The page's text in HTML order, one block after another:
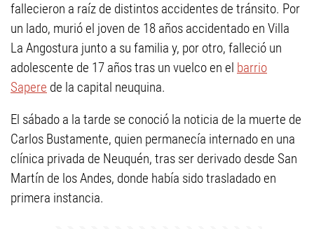
fallecieron a raíz de distintos accidentes de tránsito. Por
un lado, murió el joven de 18 años accidentado en Villa
La Angostura junto a su familia y, por otro, falleció un
adolescente de 17 años tras un vuelco en el barrio
Sapere de la capital neuquina.
El sábado a la tarde se conoció la noticia de la muerte de
Carlos Bustamente, quien permanecía internado en una
clínica privada de Neuquén, tras ser derivado desde San
Martín de los Andes, donde había sido trasladado en
primera instancia.